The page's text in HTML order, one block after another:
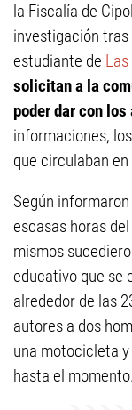
la Fiscalía de
investigación tras
estudiante de
solicitan a la
poder dar con
informaciones,
que circulaban
Según
escasas horas
mismos
educativo que se
alrededor de las
autores a dos
una motocicleta
hasta el momento.